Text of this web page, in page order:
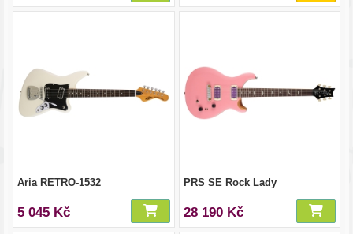
Aria RETRO-1532
5 045 Kč
PRS SE Rock Lady
28 190 Kč